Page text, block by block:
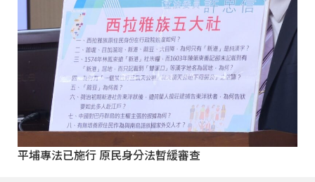
平埔專法已施行 原民身分法暫緩審查